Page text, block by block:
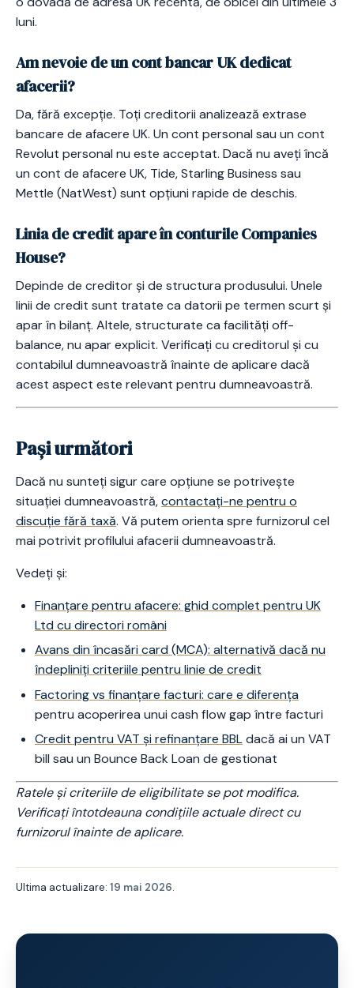
luni.
Am nevoie de un cont bancar UK dedicat
afacerii?
Da, fără excepție. Toți creditorii analizează extrase
bancare de afacere UK. Un cont personal sau un cont
Revolut personal nu este acceptat. Dacă nu aveți încă
un cont de afacere UK, Tide, Starling Business sau
Mettle (NatWest) sunt opțiuni rapide de deschis.
Linia de credit apare în conturile Companies
House?
Depinde de creditor și de structura produsului. Unele
linii de credit sunt tratate ca datorii pe termen scurt și
apar în bilanț. Altele, structurate ca facilități off-
balance, nu apar explicit. Verificați cu creditorul și cu
contabilul dumneavoastră înainte de aplicare dacă
acest aspect este relevant pentru dumneavoastră.
Pași următori
Dacă nu sunteți sigur care opțiune se potrivește
situației dumneavoastră,contactați-ne pentru o
discuție fără taxă. Vă putem orienta spre furnizorul cel
mai potrivit profilului afacerii dumneavoastră.
Vedeți și:
Finanțare pentru afacere: ghid complet pentru UK
Ltd cu directori români
Avans din încasări card (MCA): alternativă dacă nu
îndepliniți criteriile pentru linie de credit
Factoring vs finanțare facturi: care e diferența
pentru acoperirea unui cash flow gap între facturi
Credit pentru VAT și refinanțare BBLdacă ai un VAT
bill sau un Bounce Back Loan de gestionat
Ratele și criteriile de eligibilitate se pot modifica.
Verificați întotdeauna condițiile actuale direct cu
furnizorul înainte de aplicare.
Ultima actualizare: 19 mai 2026.